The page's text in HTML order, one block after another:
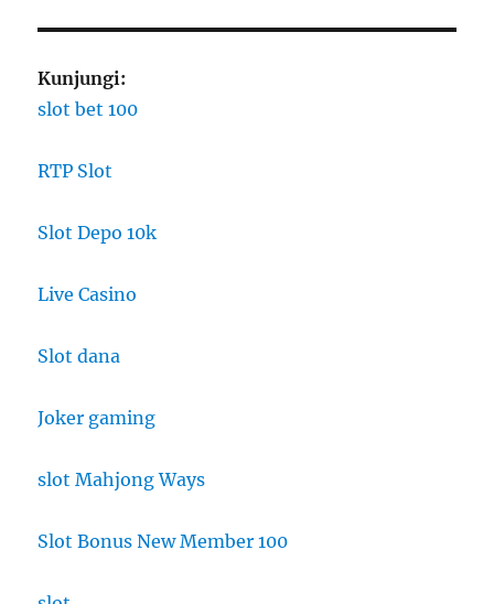
Kunjungi:
slot bet 100
RTP Slot
Slot Depo 10k
Live Casino
Slot dana
Joker gaming
slot Mahjong Ways
Slot Bonus New Member 100